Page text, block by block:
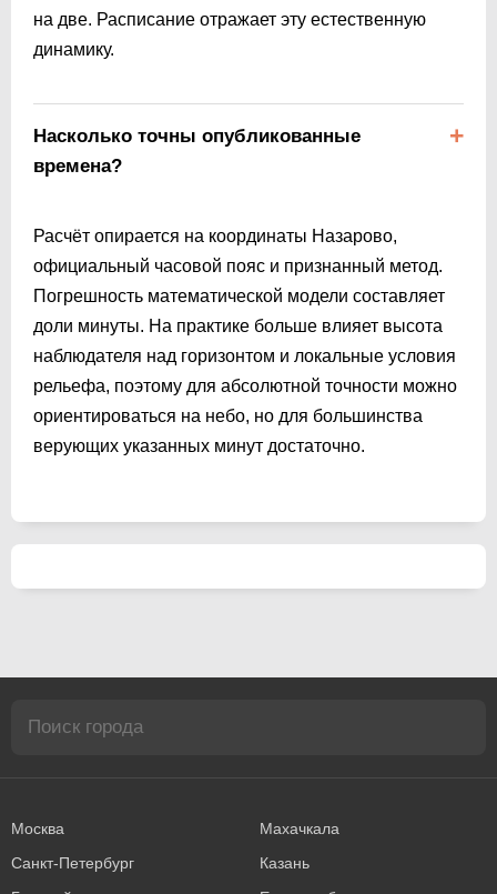
на две. Расписание отражает эту естественную
динамику.
Насколько точны опубликованные
времена?
Расчёт опирается на координаты Назарово,
официальный часовой пояс и признанный метод.
Погрешность математической модели составляет
доли минуты. На практике больше влияет высота
наблюдателя над горизонтом и локальные условия
рельефа, поэтому для абсолютной точности можно
ориентироваться на небо, но для большинства
верующих указанных минут достаточно.
Москва
Махачкала
Санкт-Петербург
Казань